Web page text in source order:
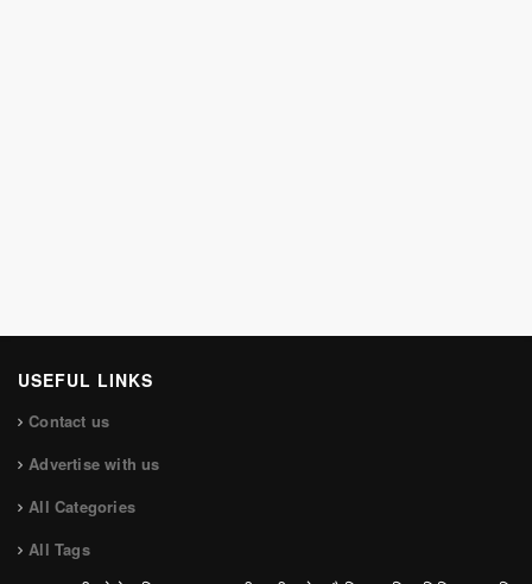
USEFUL LINKS
Contact us
Advertise with us
All Categories
All Tags